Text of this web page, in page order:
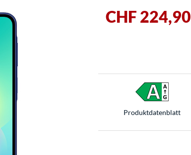
CHF 224,90
Produkt­datenblatt